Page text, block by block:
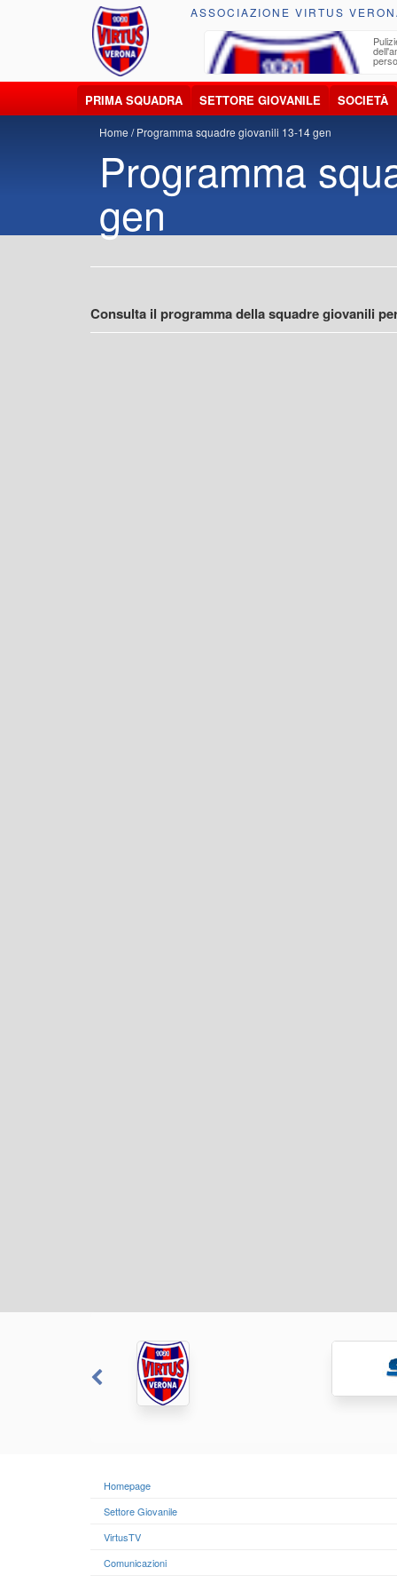
ASSOCIAZIONE VIRTUS
trasporto, smaltimento e recupero di
PRIMA SQUADRA SETTORE GIOVANILE SOCIETÀ
Home Programma squadre giovanili 13-14 gen
Programma
gen
Consulta il programma della squadre giovanili
Homepage
Settore Giovanile
VirtusTV
Comunicazioni